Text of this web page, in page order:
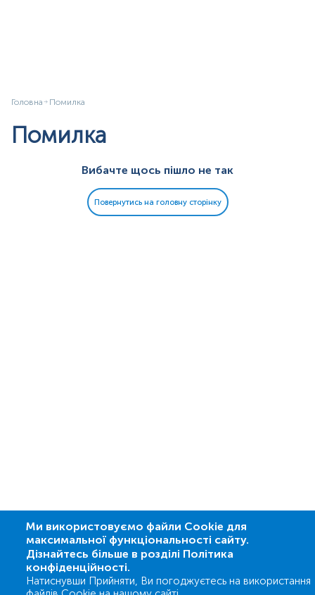
Головна Помилка
Помилка
Вибачте щось пішло не так
Повернутись на головну сторінку
Ми використовуємо файли Cookie для
максимальної функціональності сайту.
Дізнайтесь більше в розділі Політика
конфіденційності.
Натиснувши Прийняти, Ви погоджуєтесь на використання